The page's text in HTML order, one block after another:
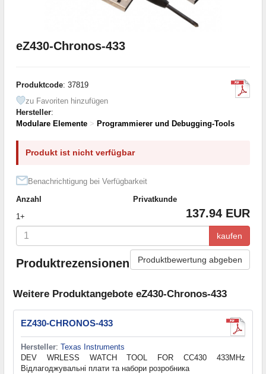
eZ430-Chronos-433
Produktcode: 37819
zu Favoriten hinzufügen
Hersteller:
Modulare Elemente > Programmierer und Debugging-Tools
Produkt ist nicht verfügbar
Benachrichtigung bei Verfügbarkeit
Anzahl
Privatkunde
1+
137.94 EUR
kaufen
Produktrezensionen Produktbewertung abgeben
Weitere Produktangebote eZ430-Chronos-433
EZ430-CHRONOS-433
Hersteller: Texas Instruments
DEV WRLESS WATCH TOOL FOR CC430 433MHz
Відлагоджувальні плати та набори розробника